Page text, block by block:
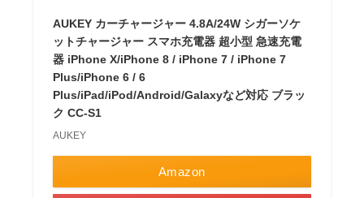
AUKEY カーチャージャー 4.8A/24W シガーソケ
ットチャージャー スマホ充電器 超小型 急速充電
器 iPhone X/iPhone 8 / iPhone 7 / iPhone 7
Plus/iPhone 6 / 6
Plus/iPad/iPod/Android/Galaxyなど対応 ブラッ
ク CC-S1
AUKEY
Amazon